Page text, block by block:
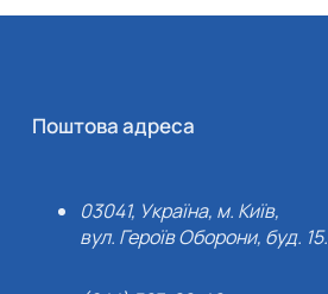
Поштова адреса
03041, Україна, м. Київ,
вул. Героїв Оборони, буд. 15.